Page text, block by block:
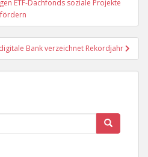
ETF-Dachfonds soziale Projekte
fördern
Bank verzeichnet Rekordjahr